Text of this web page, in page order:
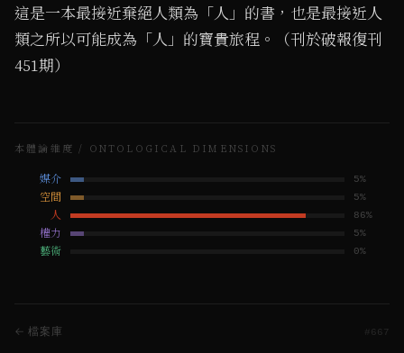
這是一本最接近棄絕人類為「人」的書，也是最接近人
類之所以可能成為「人」的寶貴旅程。（刊於破報復刊
451期）
本體論維度 / ONTOLOGICAL DIMENSIONS
媒介 5%
空間 5%
人 86%
權力 5%
藝術 0%
← 檔案庫 667